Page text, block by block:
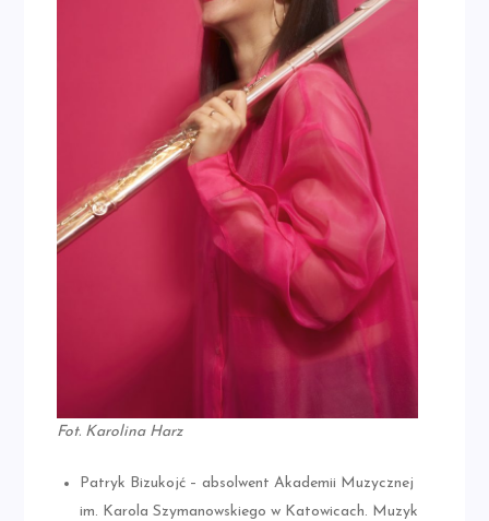
Fot. Karolina Harz
Patryk Bizukojć – absolwent Akademii Muzycznej
im. Karola Szymanowskiego w Katowicach. Muzyk